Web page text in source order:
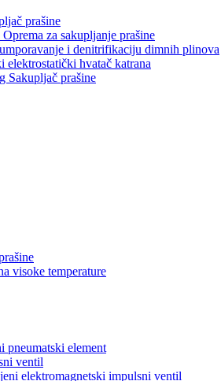
prašine
za sakupljanje prašine
i denitrifikaciju dimnih plinova
elektrostatički hvatač katrana
Sakupljač prašine
visoke temperature
pneumatski element
ventil
elektromagnetski impulsni ventil